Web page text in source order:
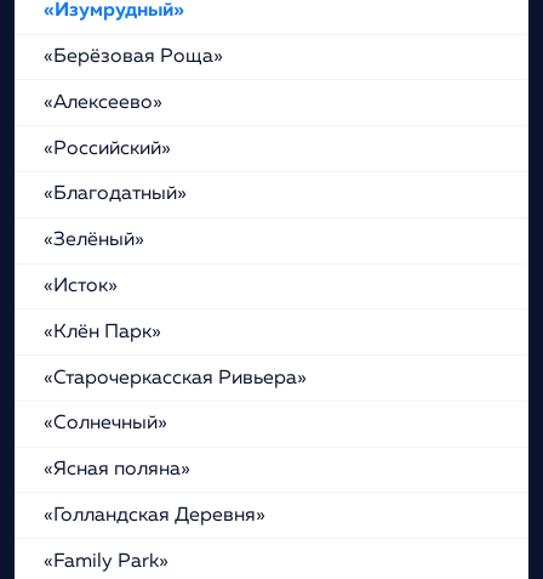
«Изумрудный»
«Берёзовая Роща»
«Алексеево»
«Российский»
«Благодатный»
«Зелёный»
«Исток»
«Клён Парк»
«Старочеркасская Ривьера»
«Солнечный»
«Ясная поляна»
«Голландская Деревня»
«Family Park»